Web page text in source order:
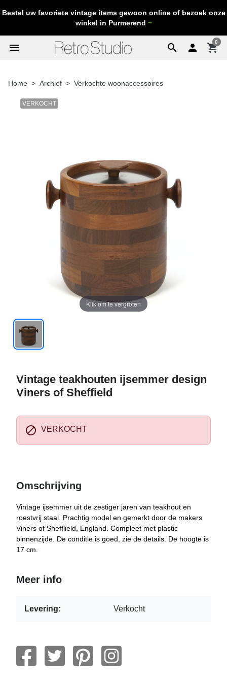
Bestel uw favoriete vintage items gewoon online of bezoek onze
winkel in Purmerend ~
search
menu  shopping_cart
0
Home Archief Verkochte woonaccessoires
VERKOCHT
Klik om te vergroten
Vintage teakhouten ijsemmer design
Viners of Sheffield
 VERKOCHT
Omschrijving
Vintage ijsemmer uit de zestiger jaren van teakhout en
roestvrij staal. Prachtig model en gemerkt door de makers
Viners of Shefflield, England. Compleet met plastic
binnenzijde. De conditie is goed, zie de details. De hoogte is
17 cm.
Meer info
Levering: Verkocht